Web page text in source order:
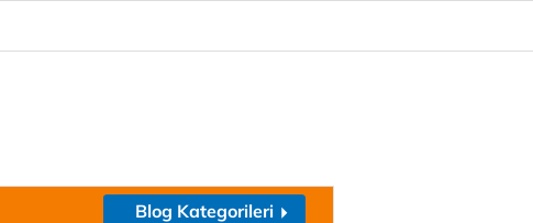
Blog Kategorileri